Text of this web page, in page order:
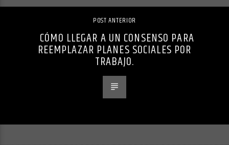
POST ANTERIOR
CÓMO LLEGAR A UN CONSENSO PARA
REEMPLAZAR PLANES SOCIALES POR
TRABAJO.